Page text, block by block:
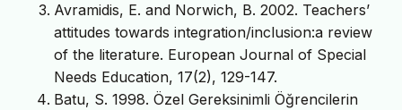
Avramidis, E. and Norwich, B. 2002. Teachers’
attitudes towards integration/inclusion:a review
of the literature. European Journal of Special
Needs Education, 17(2), 129-147.
Batu, S. 1998. Özel Gereksinimli Öğrencilerin